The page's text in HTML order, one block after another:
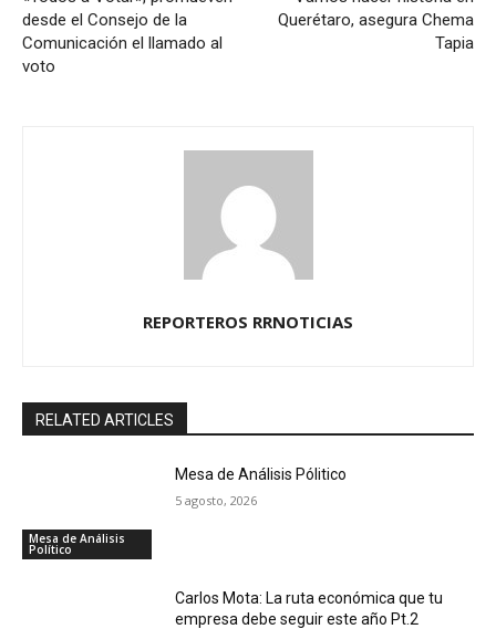
desde el Consejo de la
Comunicación el llamado al
voto
Querétaro, asegura Chema
Tapia
REPORTEROS RRNOTICIAS
RELATED ARTICLES
Mesa de Análisis
Político
Mesa de Análisis Pólitico
5 agosto, 2026
Carlos Mota: La ruta económica que tu
empresa debe seguir este año Pt.2